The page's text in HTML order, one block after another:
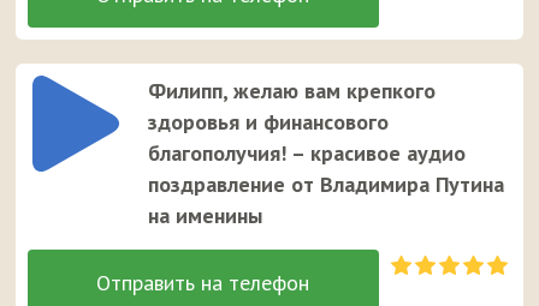
Филипп, желаю вам крепкого
здоровья и финансового
благополучия! – красивое аудио
поздравление от Владимира Путина
на именины